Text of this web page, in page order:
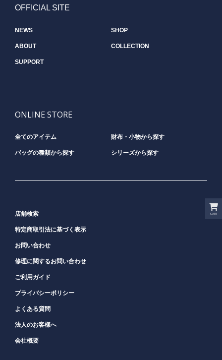
CART
OFFICIAL SITE
NEWS SHOP
ABOUT COLLECTION
SUPPORT
ONLINE STORE
全てのアイテム 財布・小物から探す
バッグの種類から探す シリーズから探す
店舗検索
特定商取引法に基づく表示
お問い合わせ
修理に関するお問い合わせ
ご利用ガイド
プライバシーポリシー
よくある質問
法人のお客様へ
会社概要